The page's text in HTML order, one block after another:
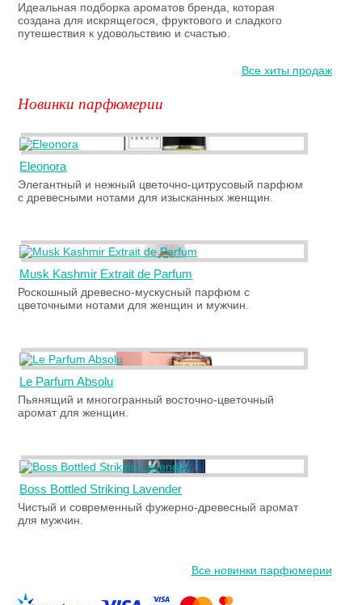
Идеальная подборка ароматов бренда, которая
создана для искрящегося, фруктового и сладкого
путешествия к удовольствию и счастью.
Все хиты продаж
Новинки парфюмерии
Eleonora
Элегантный и нежный цветочно-цитрусовый парфюм
c древесными нотами для изысканных женщин.
Musk Kashmir Extrait de Parfum
Роскошный древесно-мускусный парфюм с
цветочными нотами для женщин и мужчин.
Le Parfum Absolu
Пьянящий и многогранный восточно-цветочный
аромат для женщин.
Boss Bottled Striking Lavender
Чистый и современный фужерно-древесный аромат
для мужчин.
Все новинки парфюмерии